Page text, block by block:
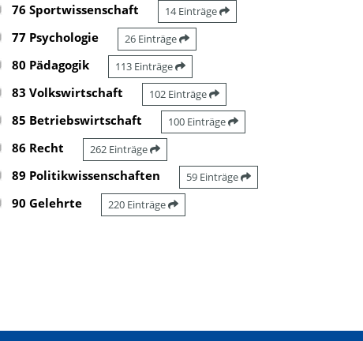
76 Sportwissenschaft 14 Einträge
77 Psychologie 26 Einträge
80 Pädagogik 113 Einträge
83 Volkswirtschaft 102 Einträge
85 Betriebswirtschaft 100 Einträge
86 Recht 262 Einträge
89 Politikwissenschaften 59 Einträge
90 Gelehrte 220 Einträge